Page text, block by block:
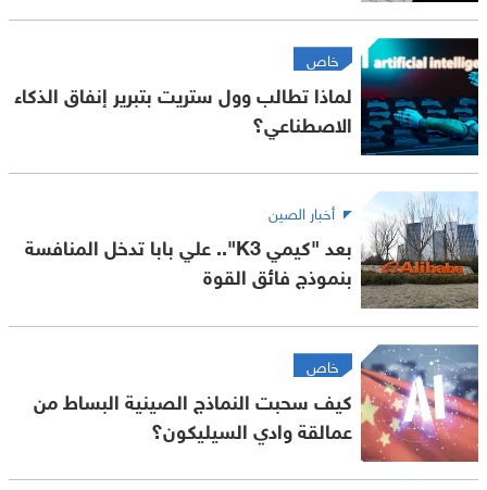
خاص
لماذا تطالب وول ستريت بتبرير إنفاق الذكاء
الاصطناعي؟
أخبار الصين
بعد "كيمي K3".. علي بابا تدخل المنافسة
بنموذج فائق القوة
خاص
كيف سحبت النماذج الصينية البساط من
عمالقة وادي السيليكون؟